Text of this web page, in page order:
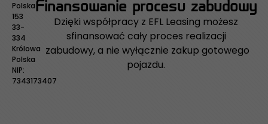
Polska
153
33-
334
Królowa
Polska
NIP:
7343173407
Finansowanie procesu zabudowy
Dzięki współpracy z EFL Leasing możesz
sfinansować cały proces realizacji
zabudowy, a nie wyłącznie zakup gotowego
pojazdu.